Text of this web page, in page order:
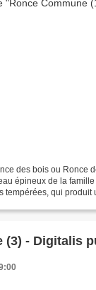
des bois ou Ronce
épineux de la
tempérées, qui produit
(3) - Digitalis